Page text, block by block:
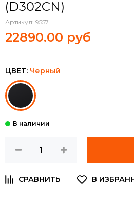
(D302CN)
Артикул: 9557
22890.00 руб
ЦВЕТ: Черный